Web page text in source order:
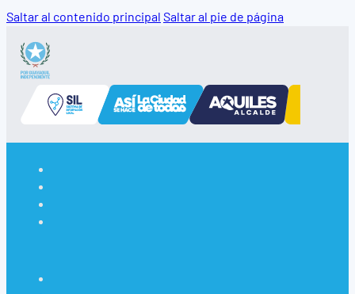
Saltar al contenido principal Saltar al pie de página